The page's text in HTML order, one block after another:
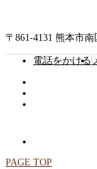
〒861-4131 熊本市
電話をかける
PAGE TOP